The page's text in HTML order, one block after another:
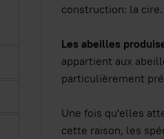
construction: la cire.
Les abeilles
appartient aux
particulièrement
Une fois qu'elles
cette raison, les